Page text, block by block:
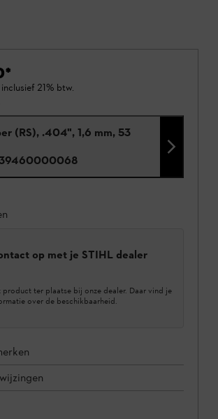
*
21% btw.
(RS), .404", 1,6 mm, 53
op met je STIHL dealer
ter plaatse bij onze dealer. Daar vind je
over de beschikbaarheid.